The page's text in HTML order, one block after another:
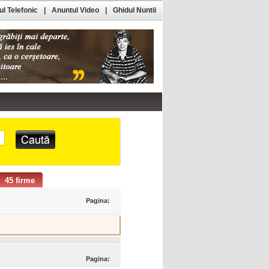
45 firme
Pagina:
Pagina:
Telefonic Anuntul Video Ghidul Nuntii